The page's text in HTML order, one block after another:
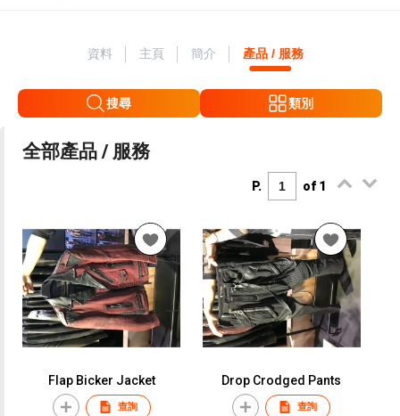
資料 主頁 簡介 產品 / 服務
搜尋 類別
全部產品 / 服務
P. of 1
Flap Bicker Jacket
查詢
Drop Crodged Pants
查詢